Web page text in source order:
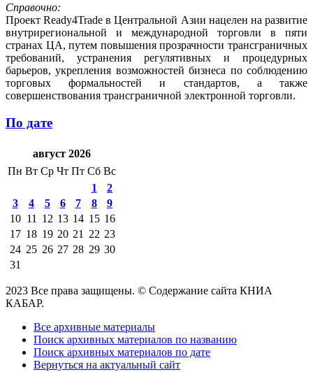
Справочно:
Проект Ready4Trade в Центральной Азии нацелен на развитие
внутрирегиональной и международной торговли в пяти
странах ЦА, путем повышения прозрачности трансграничных
требований, устранения регулятивных и процедурных
барьеров, укрепления возможностей бизнеса по соблюдению
торговых формальностей и стандартов, а также
совершенствования трансграничной электронной торговли.
По дате
август 2026
Пн Вт Ср Чт Пт Сб Вс
1
2
3
4 5 6 7 8
9
10 11 12 13 14 15 16
17 18 19 20 21 22 23
24 25 26 27 28 29 30
31
2023 Все права защищены. © Содержание сайта КНИА
КАБАР.
Все архивные материалы
Поиск архивных материалов по названию
Поиск архивных материалов по дате
Вернуться на актуальный сайт